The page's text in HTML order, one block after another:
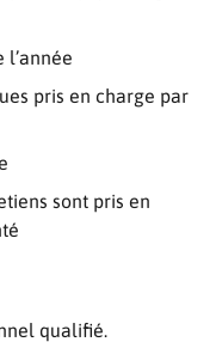
pris en charge par
sont pris en
qualifié.